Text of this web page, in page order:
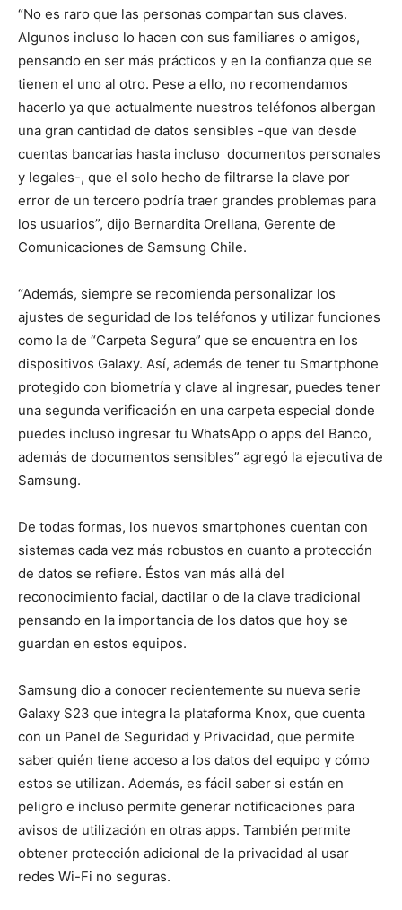
“No es raro que las personas compartan sus claves.
Algunos incluso lo hacen con sus familiares o amigos,
pensando en ser más prácticos y en la confianza que se
tienen el uno al otro. Pese a ello, no recomendamos
hacerlo ya que actualmente nuestros teléfonos albergan
una gran cantidad de datos sensibles -que van desde
cuentas bancarias hasta incluso documentos personales
y legales-, que el solo hecho de filtrarse la clave por
error de un tercero podría traer grandes problemas para
los usuarios”, dijo Bernardita Orellana, Gerente de
Comunicaciones de Samsung Chile.
“Además, siempre se recomienda personalizar los
ajustes de seguridad de los teléfonos y utilizar funciones
como la de “Carpeta Segura” que se encuentra en los
dispositivos Galaxy. Así, además de tener tu Smartphone
protegido con biometría y clave al ingresar, puedes tener
una segunda verificación en una carpeta especial donde
puedes incluso ingresar tu WhatsApp o apps del Banco,
además de documentos sensibles” agregó la ejecutiva de
Samsung.
De todas formas, los nuevos smartphones cuentan con
sistemas cada vez más robustos en cuanto a protección
de datos se refiere. Éstos van más allá del
reconocimiento facial, dactilar o de la clave tradicional
pensando en la importancia de los datos que hoy se
guardan en estos equipos.
Samsung dio a conocer recientemente su nueva serie
Galaxy S23 que integra la plataforma Knox, que cuenta
con un Panel de Seguridad y Privacidad, que permite
saber quién tiene acceso a los datos del equipo y cómo
estos se utilizan. Además, es fácil saber si están en
peligro e incluso permite generar notificaciones para
avisos de utilización en otras apps. También permite
obtener protección adicional de la privacidad al usar
redes Wi-Fi no seguras.